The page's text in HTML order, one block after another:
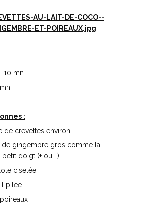
10 mn
:
de crevettes environ
de gingembre gros comme la
petit doigt (+ ou -)
ciselée
pilée